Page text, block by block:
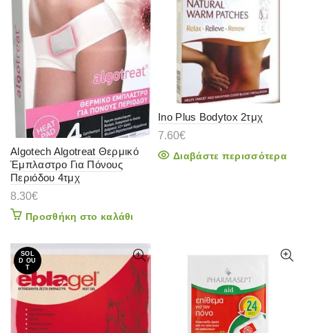
Algotech Algotreat Θερμικό
Έμπλαστρο Για Πόνους
Περιόδου 4τμχ
8.30€
Προσθήκη στο καλάθι
Ino Plus Bodytox 2τμχ
7.60€
Διαβάστε περισσότερα
SOL
D OU
T